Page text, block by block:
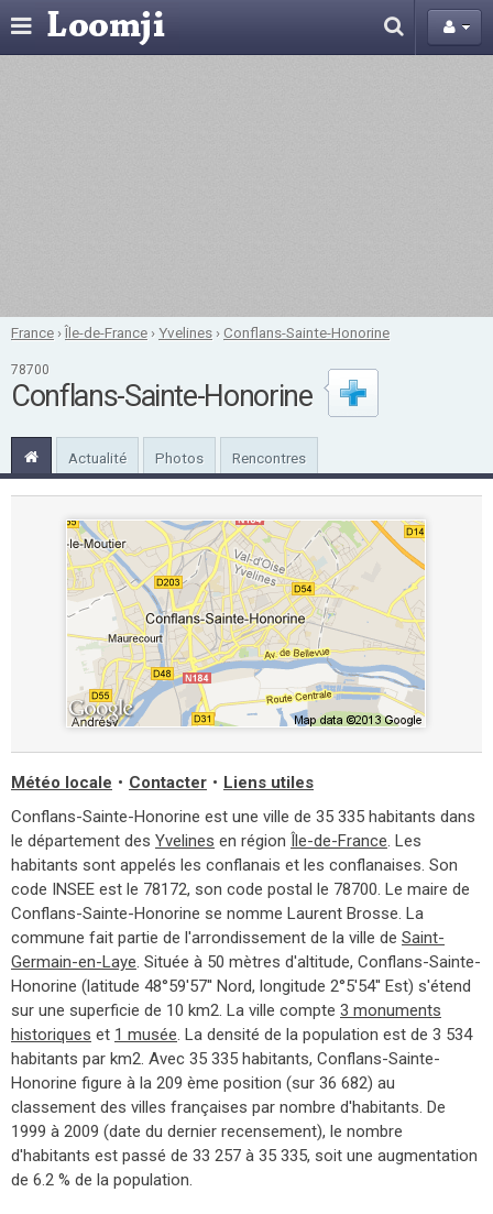
France ›Île-de-France ›Yvelines ›Conflans-Sainte-Honorine
78700
Conflans-Sainte-Honorine
Actualité Photos Rencontres
Météo locale • Contacter • Liens utiles
Conflans-Sainte-Honorine est une ville de 35 335 habitants dans
le département des Yvelines en région Île-de-France. Les
habitants sont appelés les conflanais et les conflanaises. Son
code INSEE est le 78172, son code postal le 78700. Le maire de
Conflans-Sainte-Honorine se nomme Laurent Brosse. La
commune fait partie de l'arrondissement de la ville de Saint-
Germain-en-Laye. Située à 50 mètres d'altitude, Conflans-Sainte-
Honorine (latitude 48°59'57'' Nord, longitude 2°5'54'' Est) s'étend
sur une superficie de 10 km2. La ville compte 3 monuments
historiques et 1 musée. La densité de la population est de 3 534
habitants par km2. Avec 35 335 habitants, Conflans-Sainte-
Honorine figure à la 209 ème position (sur 36 682) au
classement des villes françaises par nombre d'habitants. De
1999 à 2009 (date du dernier recensement), le nombre
d'habitants est passé de 33 257 à 35 335, soit une augmentation
de 6.2 % de la population.